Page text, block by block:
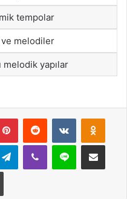
tempolar
melodiler
melodik yapılar
PinterestReddit VKontakte
TelegramViber Line E-Posta ile
Yazdır